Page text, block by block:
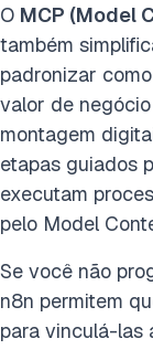
O MCP (Model
também
padronizar
valor de
montagem
etapas guiados
executam
pelo Model
Se você não
n8n permitem
para vinculá-las